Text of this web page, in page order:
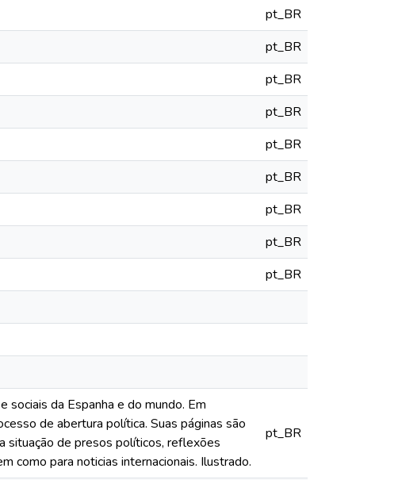
pt_BR
pt_BR
pt_BR
pt_BR
pt_BR
pt_BR
pt_BR
pt_BR
pt_BR
sociais da Espanha e do mundo. Em
de abertura política. Suas páginas são
situação de presos políticos, reflexões
como para noticias internacionais. Ilustrado.
pt_BR